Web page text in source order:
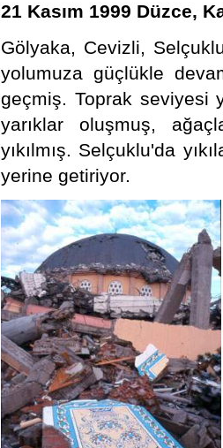
21 Kasım 1999 Düzce,
Gölyaka, Cevizli,
yolumuza güçlükle
geçmiş. Toprak seviyesi
yarıklar oluşmuş,
yıkılmış. Selçuklu'da
yerine getiriyor.